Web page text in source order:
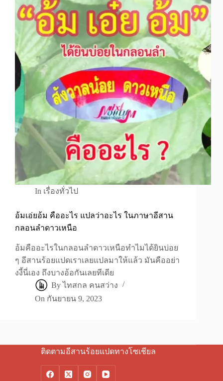
In เรื่องทั่วไป
อ้มเอ่ยอ้ม คืออะไร แปลว่าอะไร ในภาษาอีสาน
กลอนลำดาวเหนือ
อ้มคืออะไรในกลอนลำดาวเหนือทำไมได้ยินบ่อย
ๆ อีสานร้อยแปดเราเลยแปลมาให้แล้ว มันคืออย่า
งงี้นี่เอง ถึงบางอ้อกันเลยทีเดีย
By ไทสกล คนสว่าง
On กันยายน 9, 2023
ติดตามอีสานร้อยแปดทางโซเชียล